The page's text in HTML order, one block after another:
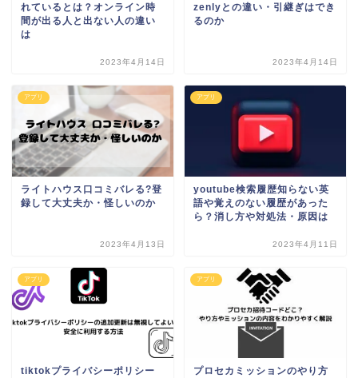
れているとは？オンライン時
間が出る人と出ない人の違い
は
2023年4月14日
zenlyとの違い・引継ぎはでき
るのか
2023年4月14日
アプリ
ライトハウス口コミバレる?登
録して大丈夫か・怪しいのか
2023年4月13日
アプリ
youtube検索履歴知らない英
語や覚えのない履歴があった
ら？消し方や対処法・原因は
2023年4月11日
アプリ
tiktokプライバシーポリシー
アプリ
プロセカミッションのやり方